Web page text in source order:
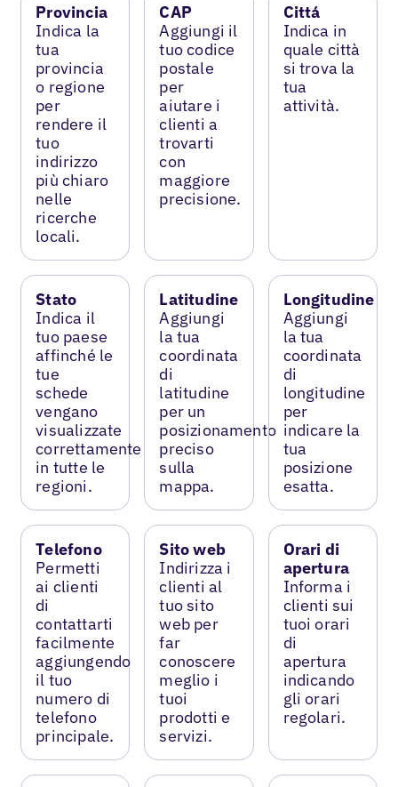
Provincia
Indica la
tua
provincia
o regione
per
rendere il
tuo
indirizzo
più chiaro
nelle
ricerche
locali.
CAP
Aggiungi il
tuo codice
postale
per
aiutare i
clienti a
trovarti
con
maggiore
precisione.
Cittá
Indica in
quale città
si trova la
tua
attività.
Stato
Indica il
tuo paese
affinché le
tue
schede
vengano
visualizzate
correttamente
in tutte le
regioni.
Latitudine
Aggiungi
la tua
coordinata
di
latitudine
per un
posizionamento
preciso
sulla
mappa.
Longitudine
Aggiungi
la tua
coordinata
di
longitudine
per
indicare la
tua
posizione
esatta.
Telefono
Permetti
ai clienti
di
contattarti
facilmente
aggiungendo
il tuo
numero di
telefono
principale.
Sito web
Indirizza i
clienti al
tuo sito
web per
far
conoscere
meglio i
tuoi
prodotti e
servizi.
Orari di
apertura
Informa i
clienti sui
tuoi orari
di
apertura
indicando
gli orari
regolari.